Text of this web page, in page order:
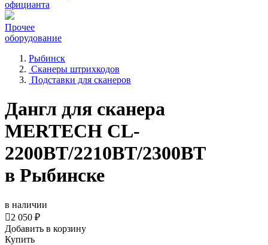
официанта
Прочее
оборудование
Рыбинск
Сканеры штрихкодов
Подставки для сканеров
Дангл для сканера
MERTECH CL-
2200BT/2210BT/2300BT
в Рыбинске
в наличии
2 050 ₽
Добавить в корзину
Купить